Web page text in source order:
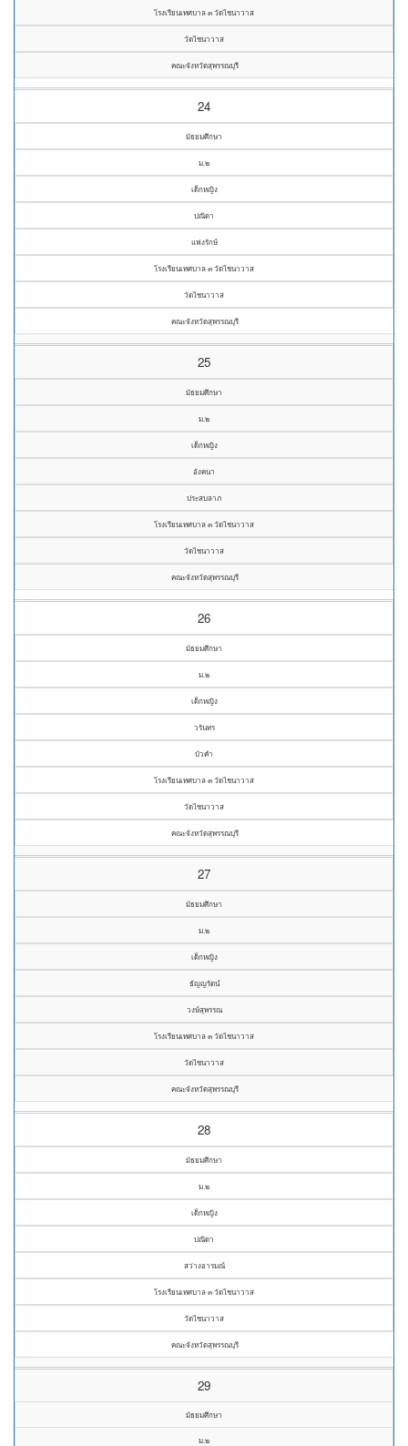
โรงเรียนเทศบาล ๓ วัดไชนาวาส
วัดไชนาวาส
คณะจังหวัดสุพรรณบุรี
24
มัธยมศึกษา
ม.๒
เด็กหญิง
ปณิดา
แฟงรักษ์
โรงเรียนเทศบาล ๓ วัดไชนาวาส
วัดไชนาวาส
คณะจังหวัดสุพรรณบุรี
25
มัธยมศึกษา
ม.๒
เด็กหญิง
อังคนา
ประสบลาภ
โรงเรียนเทศบาล ๓ วัดไชนาวาส
วัดไชนาวาส
คณะจังหวัดสุพรรณบุรี
26
มัธยมศึกษา
ม.๒
เด็กหญิง
วรันทร
บัวคำ
โรงเรียนเทศบาล ๓ วัดไชนาวาส
วัดไชนาวาส
คณะจังหวัดสุพรรณบุรี
27
มัธยมศึกษา
ม.๒
เด็กหญิง
ธัญญรัตน์
วงษ์สุพรรณ
โรงเรียนเทศบาล ๓ วัดไชนาวาส
วัดไชนาวาส
คณะจังหวัดสุพรรณบุรี
28
มัธยมศึกษา
ม.๒
เด็กหญิง
ปณิดา
สว่างอารมณ์
โรงเรียนเทศบาล ๓ วัดไชนาวาส
วัดไชนาวาส
คณะจังหวัดสุพรรณบุรี
29
มัธยมศึกษา
ม.๒